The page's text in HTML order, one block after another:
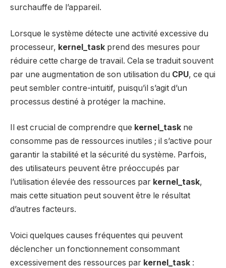
surchauffe de l’appareil.
Lorsque le système détecte une activité excessive du
processeur, kernel_task prend des mesures pour
réduire cette charge de travail. Cela se traduit souvent
par une augmentation de son utilisation du CPU, ce qui
peut sembler contre-intuitif, puisqu’il s’agit d’un
processus destiné à protéger la machine.
Il est crucial de comprendre que kernel_task ne
consomme pas de ressources inutiles ; il s’active pour
garantir la stabilité et la sécurité du système. Parfois,
des utilisateurs peuvent être préoccupés par
l’utilisation élevée des ressources par kernel_task,
mais cette situation peut souvent être le résultat
d’autres facteurs.
Voici quelques causes fréquentes qui peuvent
déclencher un fonctionnement consommant
excessivement des ressources par kernel_task :